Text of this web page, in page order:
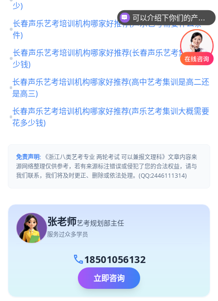
少)
长春声乐艺考培训机构哪家好推荐(声乐艺考需要什么条
件)
长春声乐艺考培训机构哪家好推荐(长春声乐艺考集训要多
少钱)
长春声乐艺考培训机构哪家好推荐(高中艺考集训是高二还
是高三)
长春声乐艺考培训机构哪家好推荐(声乐艺考集训大概需要
花多少钱)
免责声明: 《浙江八类艺考专业 两轮考试 可以兼报文理科》文章内容来
源网络整理仅供参考，若有来源标注错误或侵犯了您的合法权益，请与
我们联系，我们将及时更正、删除或依法处理。(QQ:2446111314)
张老师艺考规划部主任
服务过众多学员
call18501056132
立即咨询